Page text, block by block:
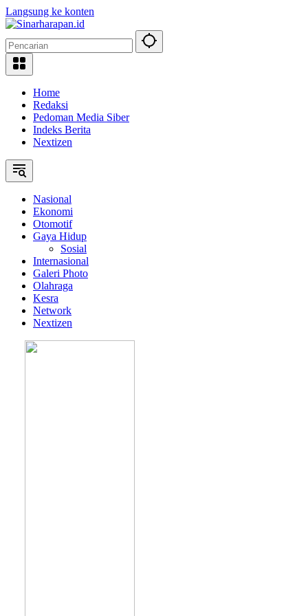
Langsung ke konten
Home
Redaksi
Pedoman Media Siber
Indeks Berita
Nextizen
Nasional
Ekonomi
Otomotif
Gaya Hidup
Sosial
Internasional
Galeri Photo
Olahraga
Kesra
Network
Nextizen